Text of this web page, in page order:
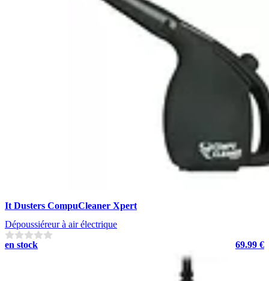
It Dusters CompuCleaner Xpert
Dépoussiéreur à air électrique
en stock
69.99 €